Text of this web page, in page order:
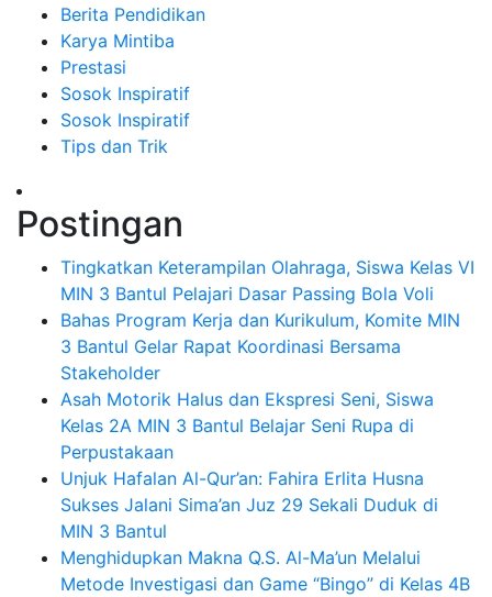
Berita Pendidikan
Karya Mintiba
Prestasi
Sosok Inspiratif
Sosok Inspiratif
Tips dan Trik
Postingan
Tingkatkan Keterampilan Olahraga, Siswa Kelas VI
MIN 3 Bantul Pelajari Dasar Passing Bola Voli
Bahas Program Kerja dan Kurikulum, Komite MIN
3 Bantul Gelar Rapat Koordinasi Bersama
Stakeholder
Asah Motorik Halus dan Ekspresi Seni, Siswa
Kelas 2A MIN 3 Bantul Belajar Seni Rupa di
Perpustakaan
Unjuk Hafalan Al-Qur’an: Fahira Erlita Husna
Sukses Jalani Sima’an Juz 29 Sekali Duduk di
MIN 3 Bantul
Menghidupkan Makna Q.S. Al-Ma’un Melalui
Metode Investigasi dan Game “Bingo” di Kelas 4B